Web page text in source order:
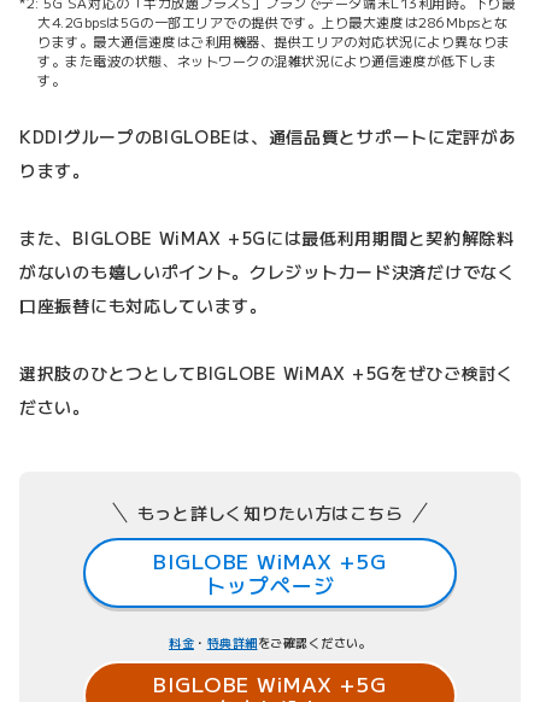
大4.2Gbpsは5Gの一部エリアでの提供です。上り最大速度は286Mbpsとな
ります。最大通信速度はご利用機器、提供エリアの対応状況により異なりま
す。また電波の状態、ネットワークの混雑状況により通信速度が低下しま
す。
KDDIグループのBIGLOBEは、通信品質とサポートに定評があ
ります。
また、BIGLOBE WiMAX +5Gには最低利用期間と契約解除料
がないのも嬉しいポイント。クレジットカード決済だけでなく
口座振替にも対応しています。
選択肢のひとつとしてBIGLOBE WiMAX +5Gをぜひご検討く
ださい。
もっと詳しく知りたい方はこちら
BIGLOBE WiMAX +5G
トップページ
料金 ・ 特典詳細をご確認ください。
BIGLOBE WiMAX +5G